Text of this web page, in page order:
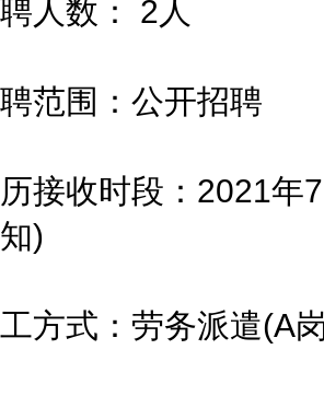
数： 2人
围：公开招聘
收时段：2021年7
)
式：劳务派遣(A